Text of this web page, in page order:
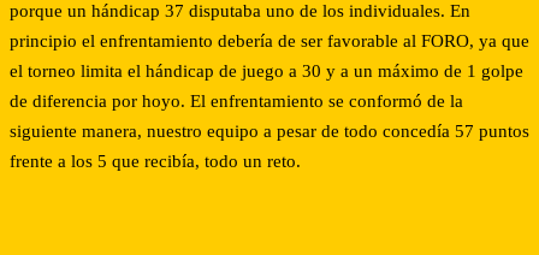
porque un hándicap 37 disputaba uno de los individuales. En
principio el enfrentamiento debería de ser favorable al FORO, ya que
el torneo limita el hándicap de juego a 30 y a un máximo de 1 golpe
de diferencia por hoyo. El enfrentamiento se conformó de la
siguiente manera, nuestro equipo a pesar de todo concedía 57 puntos
frente a los 5 que recibía, todo un reto.